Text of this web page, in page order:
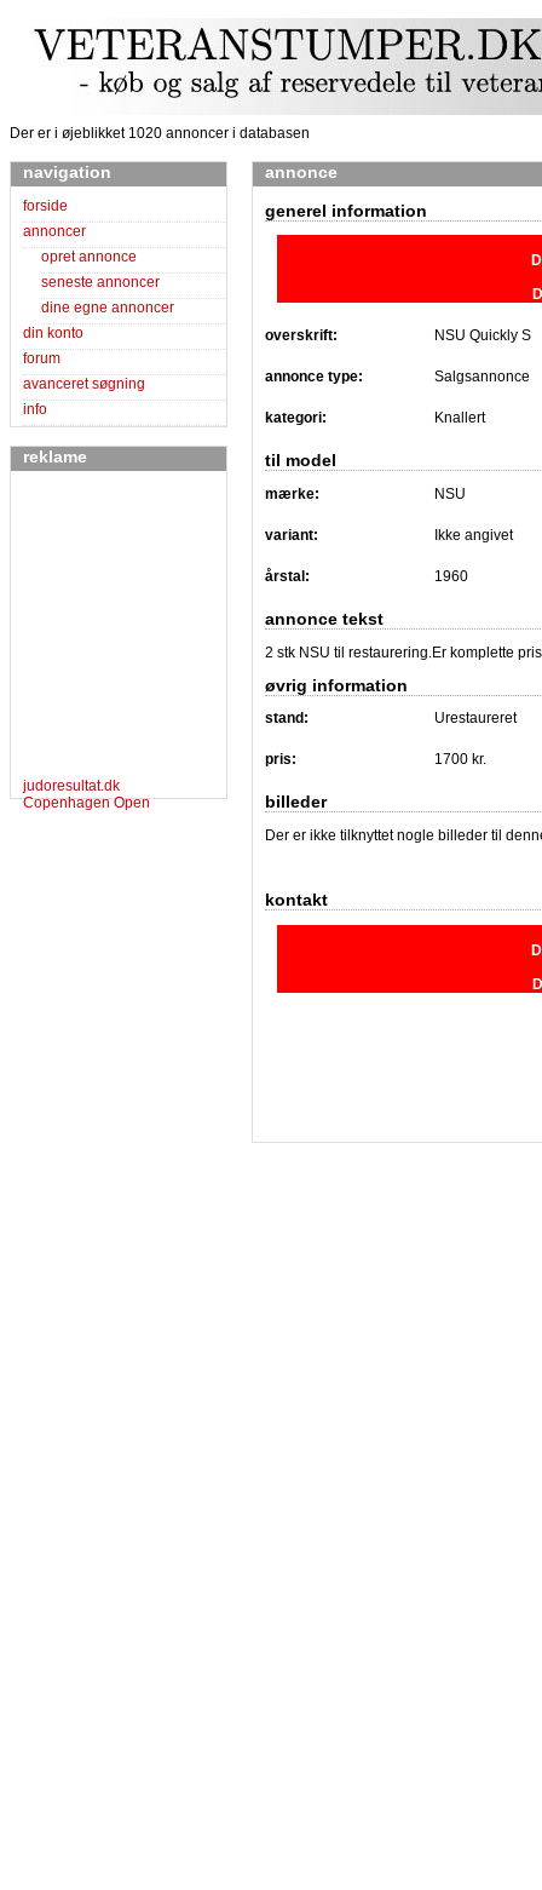
Der er i øjeblikket 1020 annoncer i databasen
navigation
forside
annoncer
opret annonce
seneste annoncer
dine egne annoncer
din konto
forum
avanceret søgning
info
reklame
judoresultat.dk
Copenhagen Open
annonce
generel information
overskrift: NSU Quickly S
annonce type: Salgsannonce
kategori: Knallert
til model
mærke: NSU
variant: Ikke angivet
årstal: 1960
annonce tekst
2 stk NSU til restaurering.Er komplette
øvrig information
stand: Urestaureret
pris: 1700 kr.
billeder
Der er ikke tilknyttet nogle billeder til
kontakt